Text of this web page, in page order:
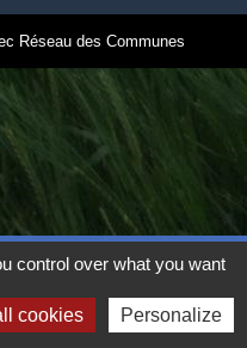
Réseau des Communes
control over what you want
cookies Personalize